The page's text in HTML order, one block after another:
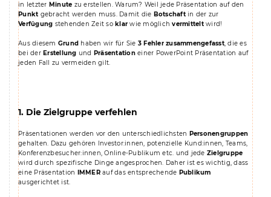
in letzter Minute zu erstellen. Warum? Weil jede Präsentation auf den
Punkt gebracht werden muss. Damit die Botschaft in der zur
Verfügung stehenden Zeit so klarwie möglichvermittelt wird!
Aus diesem Grund haben wir für Sie 3 Fehler zusammengefasst, die es
bei der Erstellung und Präsentation einer PowerPoint Präsentation auf
jeden Fall zu vermeiden gilt.
1. Die Zielgruppe verfehlen
Präsentationen werden vor den unterschiedlichsten Personengruppen
gehalten. Dazu gehören Investor:innen, potenzielle Kund:innen, Teams,
Konferenzbesucher:innen, Online-Publikum etc. und jede Zielgruppe
wird durch spezifische Dinge angesprochen. Daher ist es wichtig, dass
eine Präsentation
IMMER auf das entsprechende Publikum
ausgerichtet ist.